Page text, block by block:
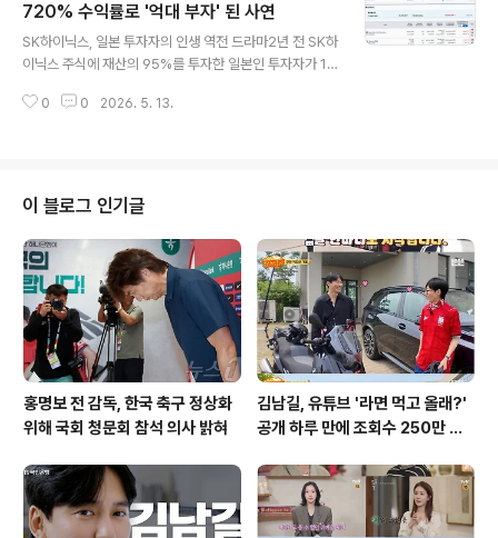
파업권을 얻은 만큼 적법하게 쟁의 행위를 진행하겠다"고
밝혔습니다. 핵심 쟁점: '최소 인원' 투입 범위오늘 심문의
가장 큰 쟁점은 총파업 기간 동안 반도체 생산 라인의 핵심
공정에 투입해야 하는 '최소한의 인원' 규모입니다. 노조 측
은 생산 라인이 유지 및 보수되는 수준으로 최소 인원을 투
720% 수익률로 '억대 부자' 된 사연
SK하이닉스, 일본 투자자의 인생 역전 드라마2년 전 SK하
이닉스 주식에 재산의 95%를 투자한 일본인 투자자가 10
고 있습니다. '전기양'이라는 닉네임의 이 투자자는 프로그
하이닉스에 집중 투자하며 놀라운 성과를 거두었습니다. S
K하이닉스, 720.8% 경이로운 수익률 기록이 투자자는 자
신의 SNS를 통해 SK하이닉스 주식 보유 현황을 공개했습
니다. 2년 전 주당 22만원대에 매수한 SK하이닉스 주식은
현재 189만원으로 크게 상승했으며, 이를 통해 평가 수익
률 720.8%라..
0 0 2026. 5. 13.
이 블로그 인기글
홍명보 전 감독, 한국 축구 정상화
위해 국회 청문회 참석 의사 밝혀
김남길, 유튜브 '라면 먹고 올래?'
공개 하루 만에 조회수 250만 돌